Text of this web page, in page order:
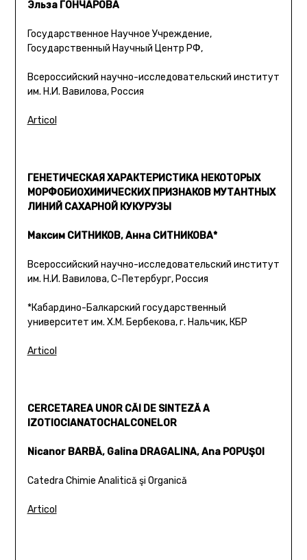
Эльза ГОНЧАРОВА
Государственное Научное Учреждение,
Государственный Научный Центр РФ,
Всероссийский научно-исследовательский институт
им. Н.И. Вавилова, Россия
Articol
ГЕНЕТИЧЕСКАЯ ХАРАКТЕРИСТИКА НЕКОТОРЫХ
МОРФОБИОХИМИЧЕСКИХ ПРИЗНАКОВ МУТАНТНЫХ
ЛИНИЙ САХАРНОЙ КУКУРУЗЫ
Максим СИТНИКОВ, Анна СИТНИКОВА*
Всероссийский научно-исследовательский институт
им. Н.И. Вавилова, С-Петербург, Россия
*Кабардино-Балкарский государственный
университет им. Х.М. Бербекова, г. Нальчик, КБР
Articol
CERCETAREA UNOR CĂI DE SINTEZĂ A
IZOTIOCIANATOCHALCONELOR
Nicanor BARBĂ, Galina DRAGALINA, Ana POPUŞOI
Catedra Chimie Analitică şi Organică
Articol